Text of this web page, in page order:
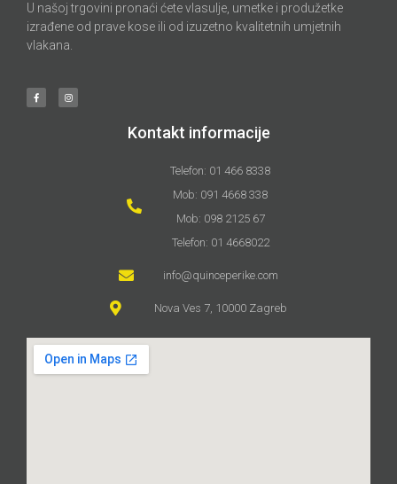
U našoj trgovini pronaći ćete vlasulje, umetke i produžetke
izrađene od prave kose ili od izuzetno kvalitetnih umjetnih
vlakana.
Kontakt informacije
Telefon: 01 466 8338
Mob: 091 4668 338
Mob: 098 2125 67
Telefon: 01 4668022
info@quinceperike.com
Nova Ves 7, 10000 Zagreb